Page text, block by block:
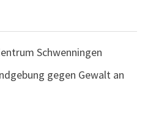
Schwenningen
gegen Gewalt an